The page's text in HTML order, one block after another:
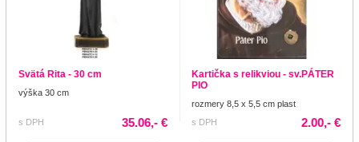
Svätá Rita - 30 cm
výška 30 cm
s DPH 35.06,- €
Kartička s relikviou - sv.PÁTER
PIO
rozmery 8,5 x 5,5 cm plast
s DPH
2.00,- €